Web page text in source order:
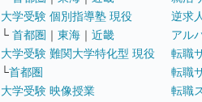
大学受験 個別指導塾 現役
└ 首都圏 ｜ 東海 ｜ 近畿
大学受験 難関大学特化型 現役
└首都圏
大学受験 映像授業
逆求
アル
転職
転職
転職